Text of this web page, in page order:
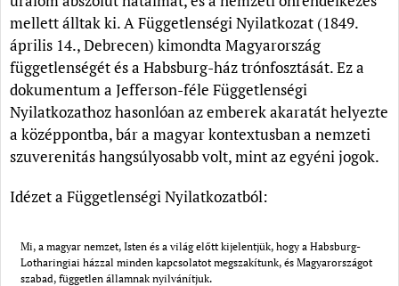
mellett álltak ki. A Függetlenségi Nyilatkozat (1849.
április 14., Debrecen) kimondta Magyarország
függetlenségét és a Habsburg-ház trónfosztását. Ez a
dokumentum a Jefferson-féle Függetlenségi
Nyilatkozathoz hasonlóan az emberek akaratát helyezte
a középpontba, bár a magyar kontextusban a nemzeti
szuverenitás hangsúlyosabb volt, mint az egyéni jogok.
Idézet a Függetlenségi Nyilatkozatból:
Mi, a magyar nemzet, Isten és a világ előtt kijelentjük, hogy a Habsburg-
Lotharingiai házzal minden kapcsolatot megszakítunk, és Magyarországot
szabad, független államnak nyilvánítjuk.